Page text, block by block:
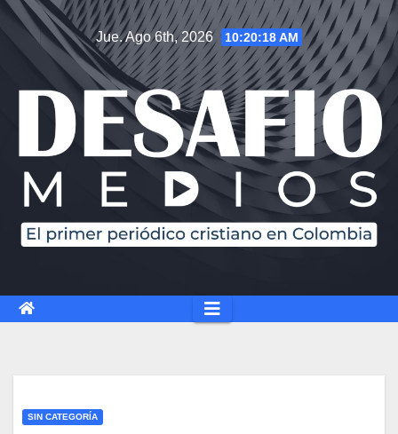
Jue. Ago 6th, 2026 10:20:19 AM
SIN CATEGORÍA